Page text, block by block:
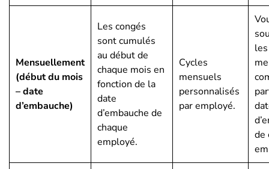
Mensuellement
(début du mois
– date
d’embauche)
Les congés
sont cumulés
au début de
chaque mois en
fonction de la
date
d’embauche de
chaque
employé.
Cycles
mensuels
personnalisés
par employé.
de